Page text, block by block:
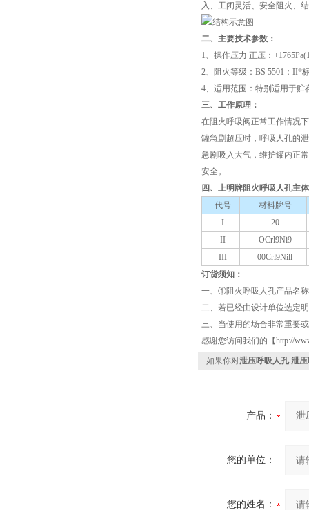
入、工闭灵活、安全阻火、
二、主要技术参数：
1、操作压力 正压：
2、阻火等级：BS 5501：II*
4、适用范围：特别适用于贮
三、工作原理：
在阻火呼吸阀正常工作情况
罐急剧超压时，呼吸人孔的
急剧吸入大气，维护罐内正
安全。
四、上明牌阻火呼吸人孔主
代号
材料牌号
I
20
II
OCrl9Ni9
III
00Crl9Nill
订货须知：
一、①阻火呼吸人孔产品名
二、若已经由设计单位选定
三、当使用的场合非常重要
感谢您访问我们的【http://
如果你对泄压呼吸人孔 泄
产品：
您的单位：
您的姓名：